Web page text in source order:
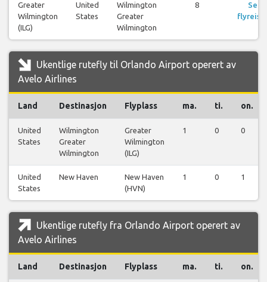
Greater
Wilmington
(ILG)
United
States
Wilmington
Greater
Wilmington
8
Se
Ukentlige rutefly til Orlando Airport operert av
Avelo Airlines
Land Destinasjon Flyplass ma. ti. on.
United
States
Wilmington
Greater
Wilmington
Greater
Wilmington
(ILG)
1 0 0
United
States
New Haven
New Haven
(HVN)
1 0 1
Ukentlige rutefly fra Orlando Airport operert av
Avelo Airlines
Land Destinasjon Flyplass ma. ti. on.